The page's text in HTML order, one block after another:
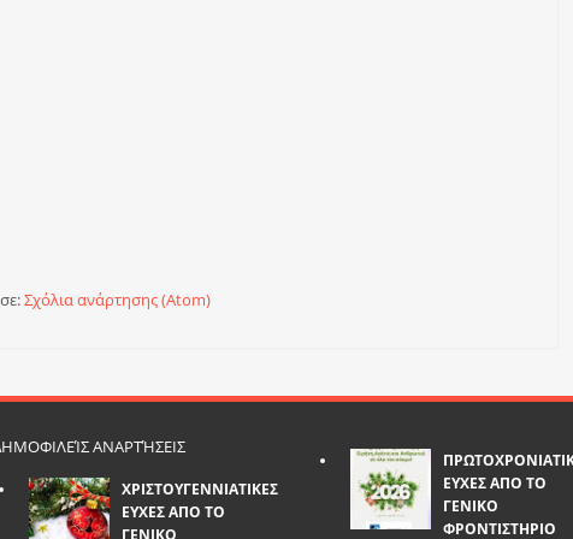
Σχόλια ανάρτησης (Atom)
ΑΝΑΡΤΉΣΕΙΣ
ΧΡΙΣΤΟΥΓΕΝΝΙΑΤΙΚΕΣ
ΕΥΧΕΣ ΑΠΟ ΤΟ
ΕΥΧΕΣ ΑΠΟ ΤΟ
ΓΕΝΙΚΟ
ΦΡΟΝΤΙΣΤΗΡΙΟ